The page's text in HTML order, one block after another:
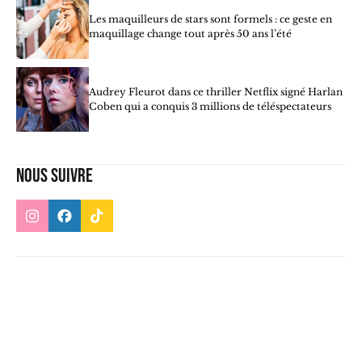
Les maquilleurs de stars sont formels : ce geste en
maquillage change tout après 50 ans l’été
Audrey Fleurot dans ce thriller Netflix signé Harlan
Coben qui a conquis 3 millions de téléspectateurs
Nous suivre